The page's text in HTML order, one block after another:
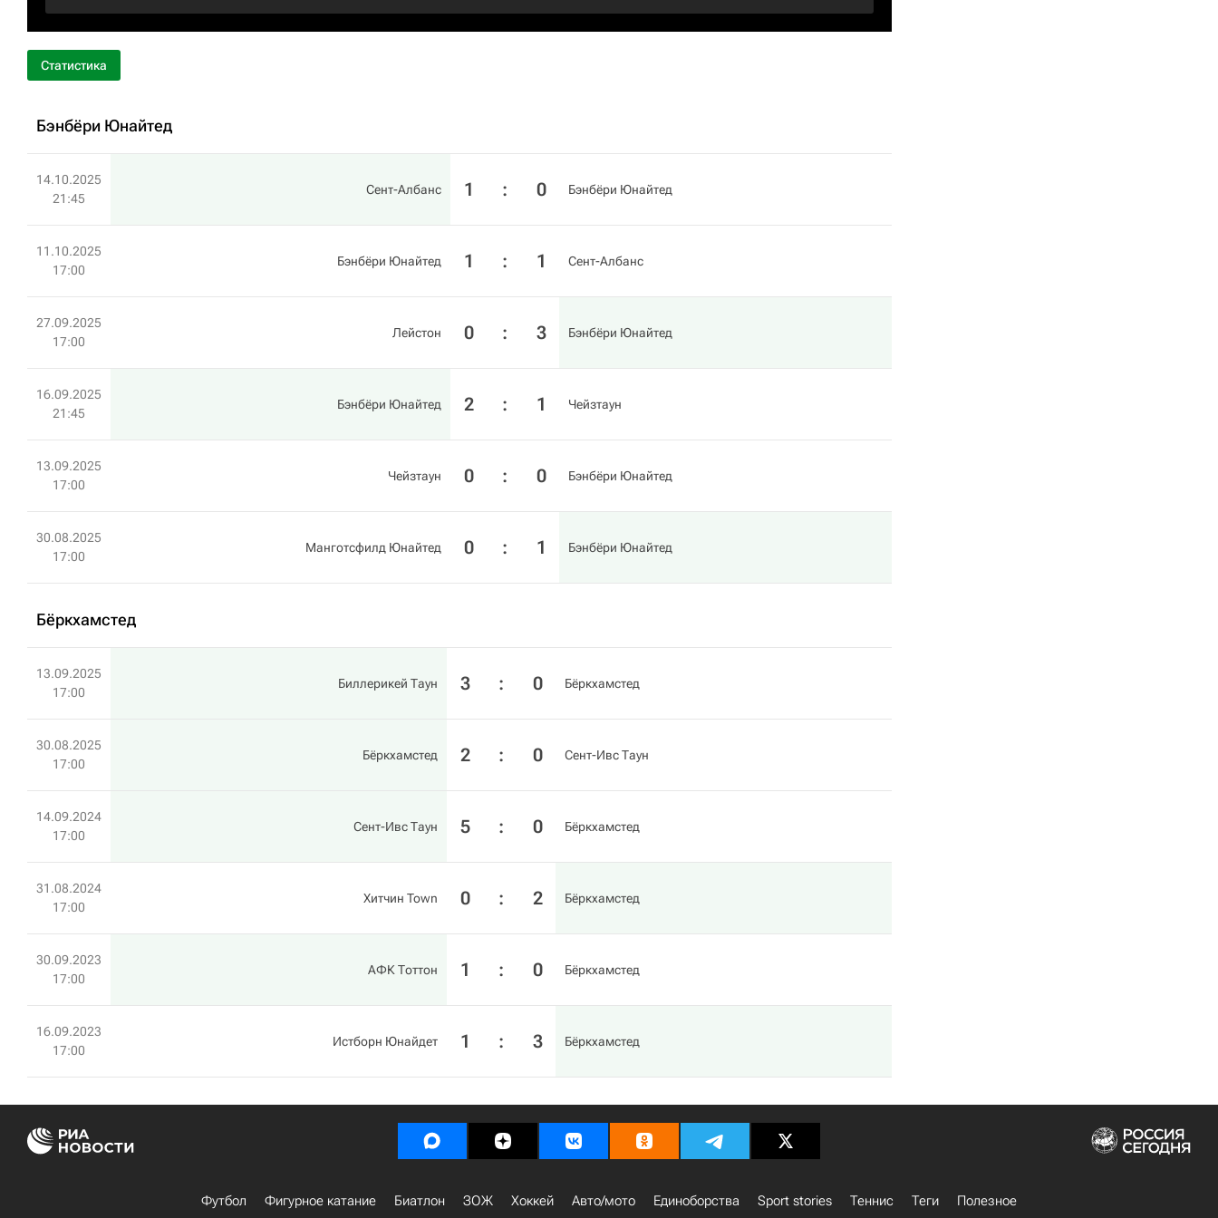
Статистика
Бэнбёри Юнайтед
14.10.2025
21:45
Сент-Албанс 1 : 0 Бэнбёри Юнайтед
11.10.2025
17:00
Бэнбёри Юнайтед 1 : 1 Сент-Албанс
27.09.2025
17:00
Лейстон 0 : 3 Бэнбёри Юнайтед
16.09.2025
21:45
Бэнбёри Юнайтед 2 : 1 Чейзтаун
13.09.2025
17:00
Чейзтаун 0 : 0 Бэнбёри Юнайтед
30.08.2025
17:00
Манготсфилд Юнайтед 0 : 1 Бэнбёри Юнайтед
Бёркхамстед
13.09.2025
17:00
Биллерикей Таун 3 : 0 Бёркхамстед
30.08.2025
17:00
Бёркхамстед 2 : 0 Сент-Ивс Таун
14.09.2024
17:00
Сент-Ивс Таун 5 : 0 Бёркхамстед
31.08.2024
17:00
Хитчин Town 0 : 2 Бёркхамстед
30.09.2023
17:00
АФК Тоттон 1 : 0 Бёркхамстед
16.09.2023
17:00
Истборн Юнайдет 1 : 3 Бёркхамстед
Футбол Фигурное катание Биатлон ЗОЖ Хоккей Авто/мото Единоборства Sport stories Теннис Теги Полезное